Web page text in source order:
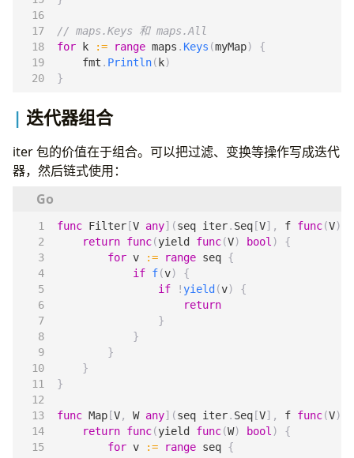
// maps.Keys 和 maps.All
for
k := range maps . Keys (myMap)
{
fmt . Println( k)
}
迭代器组合
iter 包的价值在于组合。可以把过滤、变换等操作写成迭代
器，然后链式使用：
func Filter [V any](seq iter. Seq [V], f func(V)
return func(yield func(V) bool)
{
for v := range seq {
if f(v)
{
if
! yield (v)
{
return
}
}
}
}
}
func Map [V, W any](seq iter. Seq [V], f func(V)
return func(yield func(W) bool)
{
for v := range seq {